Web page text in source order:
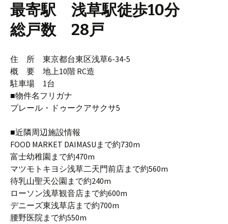
最寄駅 浅草駅徒歩10分
総戸数 28戸
住 所 東京都台東区浅草6-34-5
概 要 地上10階 RC造
駐車場 1台
■物件名フリガナ
プレール・ドゥークアサクサ5
■近隣周辺施設情報
FOOD MARKET DAIMASUまで約730m
富士幼稚園まで約470m
マツモトキヨシ浅草二天門前店まで約560m
待乳山聖天公園まで約240m
ローソン浅草観音店まで約600m
デニーズ東浅草店まで約700m
腰野医院まで約550m